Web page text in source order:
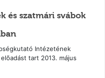
és szatmári svábok
Intézetének
tart 2013. május